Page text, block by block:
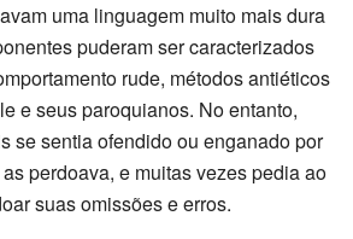
uma linguagem muito mais dura
puderam ser caracterizados
rude, métodos antiéticos
e seus paroquianos. No entanto,
se sentia ofendido ou enganado por
perdoava, e muitas vezes pedia ao
suas omissões e erros.